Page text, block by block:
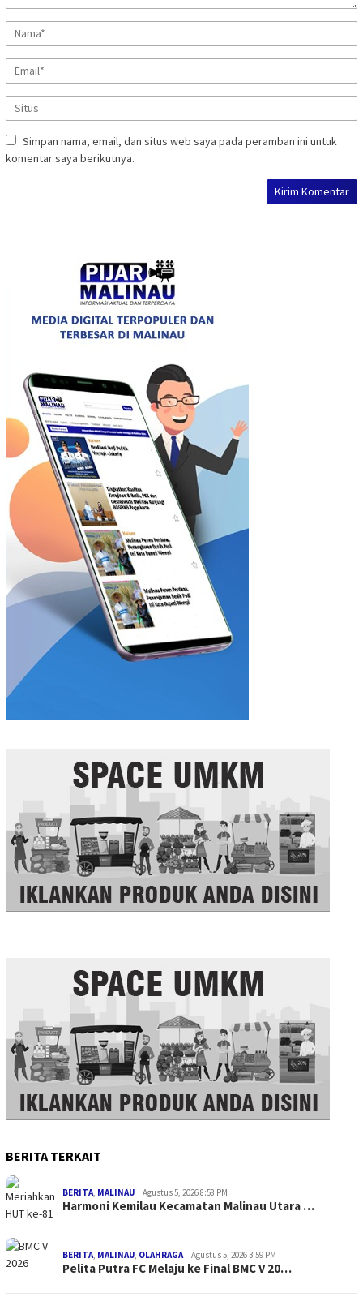
Simpan nama, email, dan situs web saya pada peramban ini untuk
komentar saya berikutnya.
BERITA TERKAIT
BERITA MALINAU Agustus 5, 2026 8:58 PM
Harmoni Kemilau Kecamatan Malinau Utara …
BERITA MALINAU OLAHRAGA Agustus 5, 2026 3:59 PM
Pelita Putra FC Melaju ke Final BMC V 20…